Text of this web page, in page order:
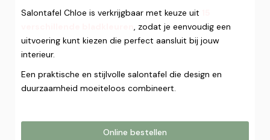
Salontafel Chloe is verkrijgbaar met keuze uit
, zodat je eenvoudig een
uitvoering kunt kiezen die perfect aansluit bij jouw
interieur.
Een praktische en stijlvolle salontafel die design en
duurzaamheid moeiteloos combineert.
Online bestellen